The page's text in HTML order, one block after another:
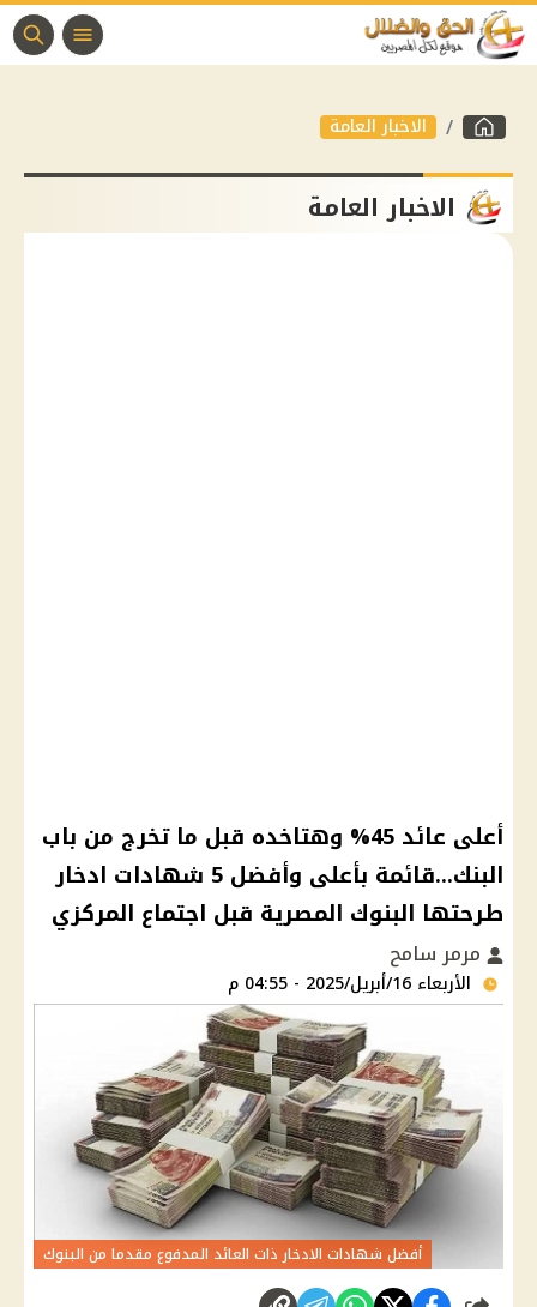
الاخبار العامة
الاخبار العامة
أعلى عائد 45% وهتاخده قبل ما تخرج من باب
البنك...قائمة بأعلى وأفضل 5 شهادات ادخار
طرحتها البنوك المصرية قبل اجتماع المركزي
مرمر سامح
الأربعاء 16/أبريل/2025 - 04:55 م
أفضل شهادات الادخار ذات العائد المدفوع مقدما من البنوك